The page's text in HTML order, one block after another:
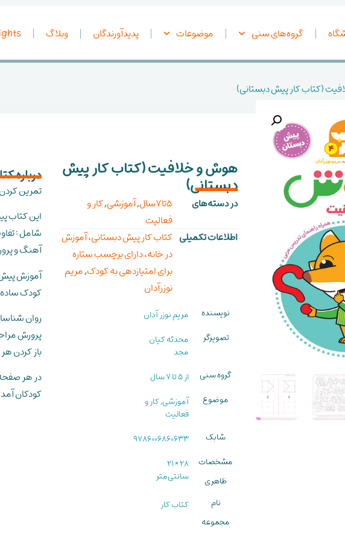
گروه‌های سنی موضوعات پدیدآورندگان وبلاگ
(کتاب کار پیش دبستانی)
هوش و خلافیت (کتاب کار پیش
دبستانی)
در دسته‌های 5تا7سال ,آموزشی,کار و
فعالیت
اطلاعات تکمیلی کتاب کار پیش دبستانی، آموزش
در خانه، دارای برچسب ستاره
برای امتیازدهی به کودک,مریم
نوزرآدان
نویسنده
مریم نوزر آدان
تصویرگر
محدثه کیان
مجد
گروه سنی
از 5 تا 7 سال
موضوع
آموزشی, کار و
فعالیت
شابک
9786006860633
مشخصات
ظاهری
28 × 21
سانتی‌متر
نام
مجموعه
کتاب کار
درباره
تمرین
این کتاب
شامل :
آهنگ و
آموزش پیش
کودک ساده
روان
پرورش
باز کردن
در هر
کودکان